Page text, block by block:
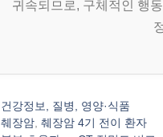
귀속되므로, 구체적인 행
카
테
건강정보, 질병, 영양·식품
태
췌장암, 췌장암 4기 전이 환자